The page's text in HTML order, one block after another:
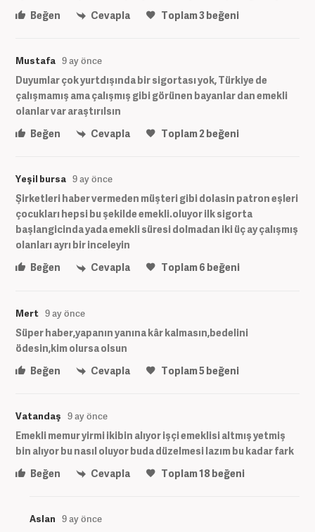
Beğen
Cevapla Toplam3beğeni
Mustafa 9 ay önce
Duyumlar çok yurtdışında bir sigortası yok, Türkiye de
çalışmamış ama çalışmış gibi görünen bayanlar dan emekli
olanlar var araştırılsın
Beğen
Cevapla Toplam2beğeni
Yeşil bursa 9 ay önce
Şirketleri haber vermeden müşteri gibi dolasin patron eşleri
çocukları hepsi bu şekilde emekli.oluyor ilk sigorta
başlangicinda yada emekli süresi dolmadan iki üç ay çalışmış
olanları ayrı bir inceleyin
Beğen
Cevapla Toplam6 beğeni
Mert 9 ay önce
Süper haber,yapanın yanına kâr kalmasın,bedelini
ödesin,kim olursa olsun
Beğen
Cevapla Toplam5beğeni
Vatandaş 9 ay önce
Emekli memur yirmi ikibin alıyor işçi emeklisi altmış yetmiş
bin alıyor bu nasıl oluyor buda düzelmesi lazım bu kadar fark
Beğen
Cevapla Toplam18beğeni
Aslan 9 ay önce